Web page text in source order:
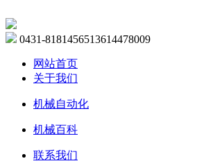
0431-8181456513614478009
网站首页
关于我们
机械自动化
机械百科
联系我们